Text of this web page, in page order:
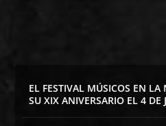
EL FESTIVAL MÚSICOS EN LA
SU XIX ANIVERSARIO EL 4 DE